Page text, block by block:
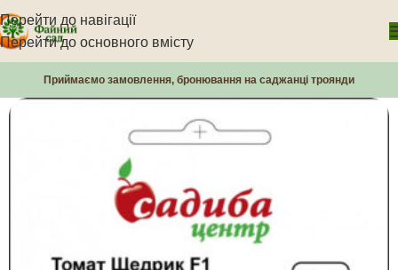
Перейти до навігації
Перейти до основного вмісту
Приймаємо замовлення, бронювання на саджанці троянди